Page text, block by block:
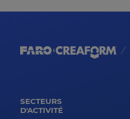
SECTEURS
D'ACTIVITÉ